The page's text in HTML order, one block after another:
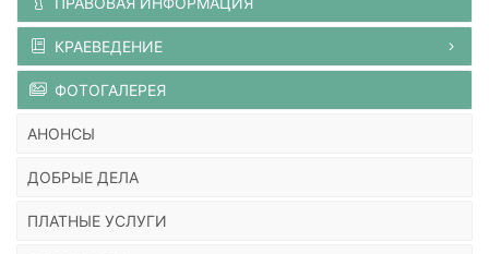
КРАЕВЕДЕНИЕ
ФОТОГАЛЕРЕЯ
АНОНСЫ
ДОБРЫЕ ДЕЛА
ПЛАТНЫЕ УСЛУГИ